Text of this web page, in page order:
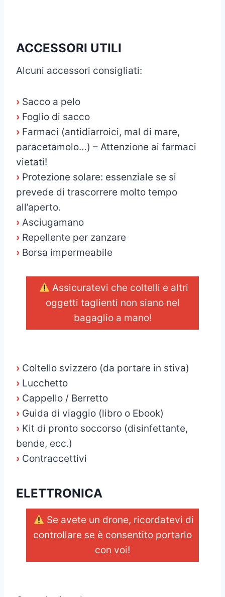
ACCESSORI UTILI
Alcuni accessori consigliati:
› Sacco a pelo
› Foglio di sacco
› Farmaci (antidiarroici, mal di mare,
paracetamolo…) – Attenzione ai farmaci
vietati!
› Protezione solare: essenziale se si
prevede di trascorrere molto tempo
all’aperto.
› Asciugamano
› Repellente per zanzare
› Borsa impermeabile
Assicuratevi che coltelli e altri
oggetti taglienti non siano nel
bagaglio a mano!
› Coltello svizzero (da portare in stiva)
› Lucchetto
› Cappello / Berretto
› Guida di viaggio (libro o Ebook)
› Kit di pronto soccorso (disinfettante,
bende, ecc.)
› Contraccettivi
ELETTRONICA
Se avete un drone, ricordatevi di
controllare se è consentito portarlo
con voi!